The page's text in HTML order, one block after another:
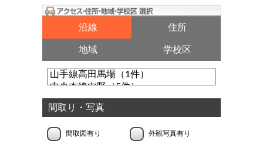
沿線 住所
地域 学校区
間取り・写真
間取図有り 外観写真有り